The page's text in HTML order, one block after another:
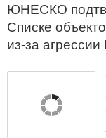
ЮНЕСКО
Списке
из-за